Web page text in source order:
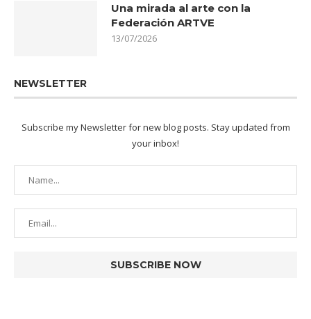
Una mirada al arte con la
Federación ARTVE
13/07/2026
NEWSLETTER
Subscribe my Newsletter for new blog posts. Stay updated from
your inbox!